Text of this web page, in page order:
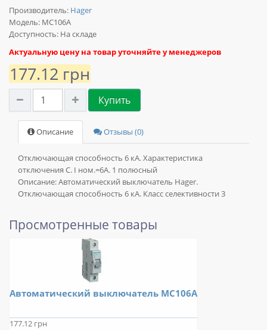
Производитель: Hager
Модель: MC106A
Доступность: На складе
Актуальную цену на товар уточняйте у менеджеров
177.12 грн
Купить
Описание Отзывы (0)
Отключающая способность 6 кА. Характеристика
отключения C. I ном.=6А. 1 полюсный
Описание:Автоматический выключатель Hager.
Отключающая способность 6 кА. Класс селективности 3
Просмотренные товары
Автоматический выключатель MС106A
177.12 грн